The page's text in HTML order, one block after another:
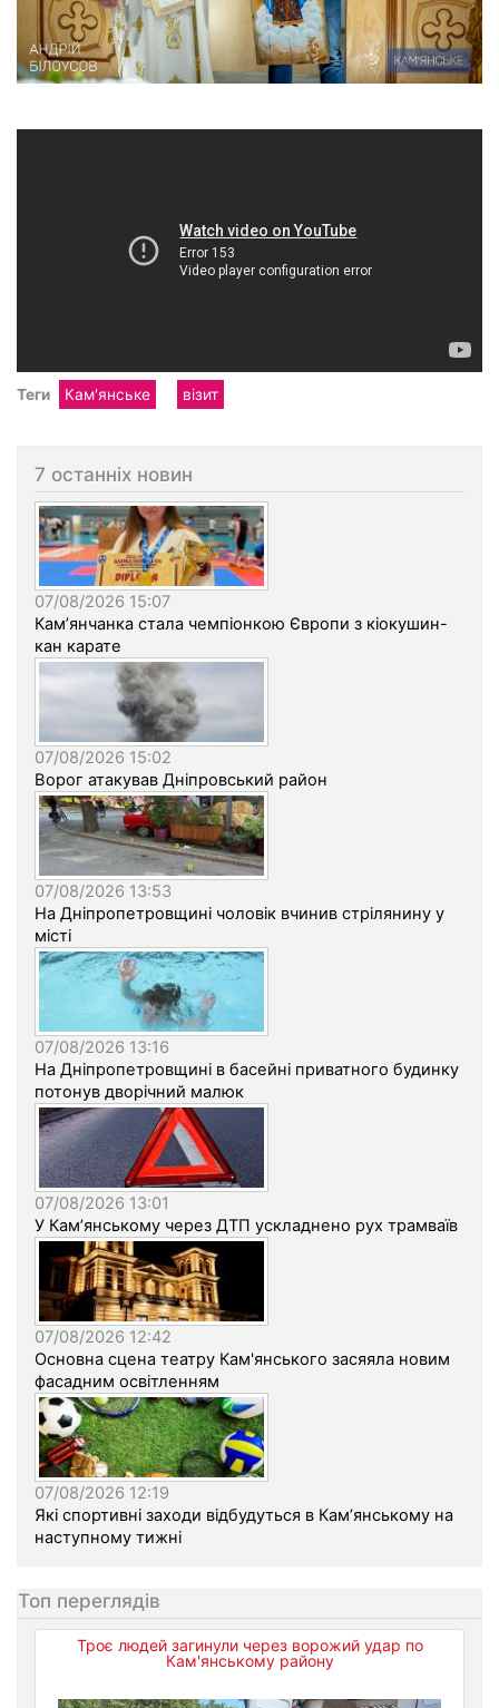
Теги Кам'янське візит
7 останніх новин
07/08/2026 15:07
Кам’янчанка стала чемпіонкою Європи з кіокушин-
кан карате
07/08/2026 15:02
Ворог атакував Дніпровський район
07/08/2026 13:53
На Дніпропетровщині чоловік вчинив стрілянину у
місті
07/08/2026 13:16
На Дніпропетровщині в басейні приватного будинку
потонув дворічний малюк
07/08/2026 13:01
У Кам’янському через ДТП ускладнено рух трамваїв
07/08/2026 12:42
Основна сцена театру Кам'янського засяяла новим
фасадним освітленням
07/08/2026 12:19
Які спортивні заходи відбудуться в Кам’янському на
наступному тижні
Топ переглядів
Троє людей загинули через ворожий удар по
Кам'янському району